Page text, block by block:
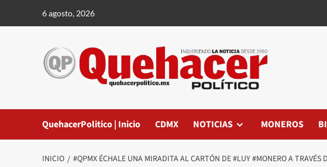
6 agosto, 2026
QuehacerPolitico | Inicio CDMX NOTICIAS MONEROS
INICIO #QPMX ÉCHALE UNA MIRADITA AL CARTÓN DE #LUY #MONERO A